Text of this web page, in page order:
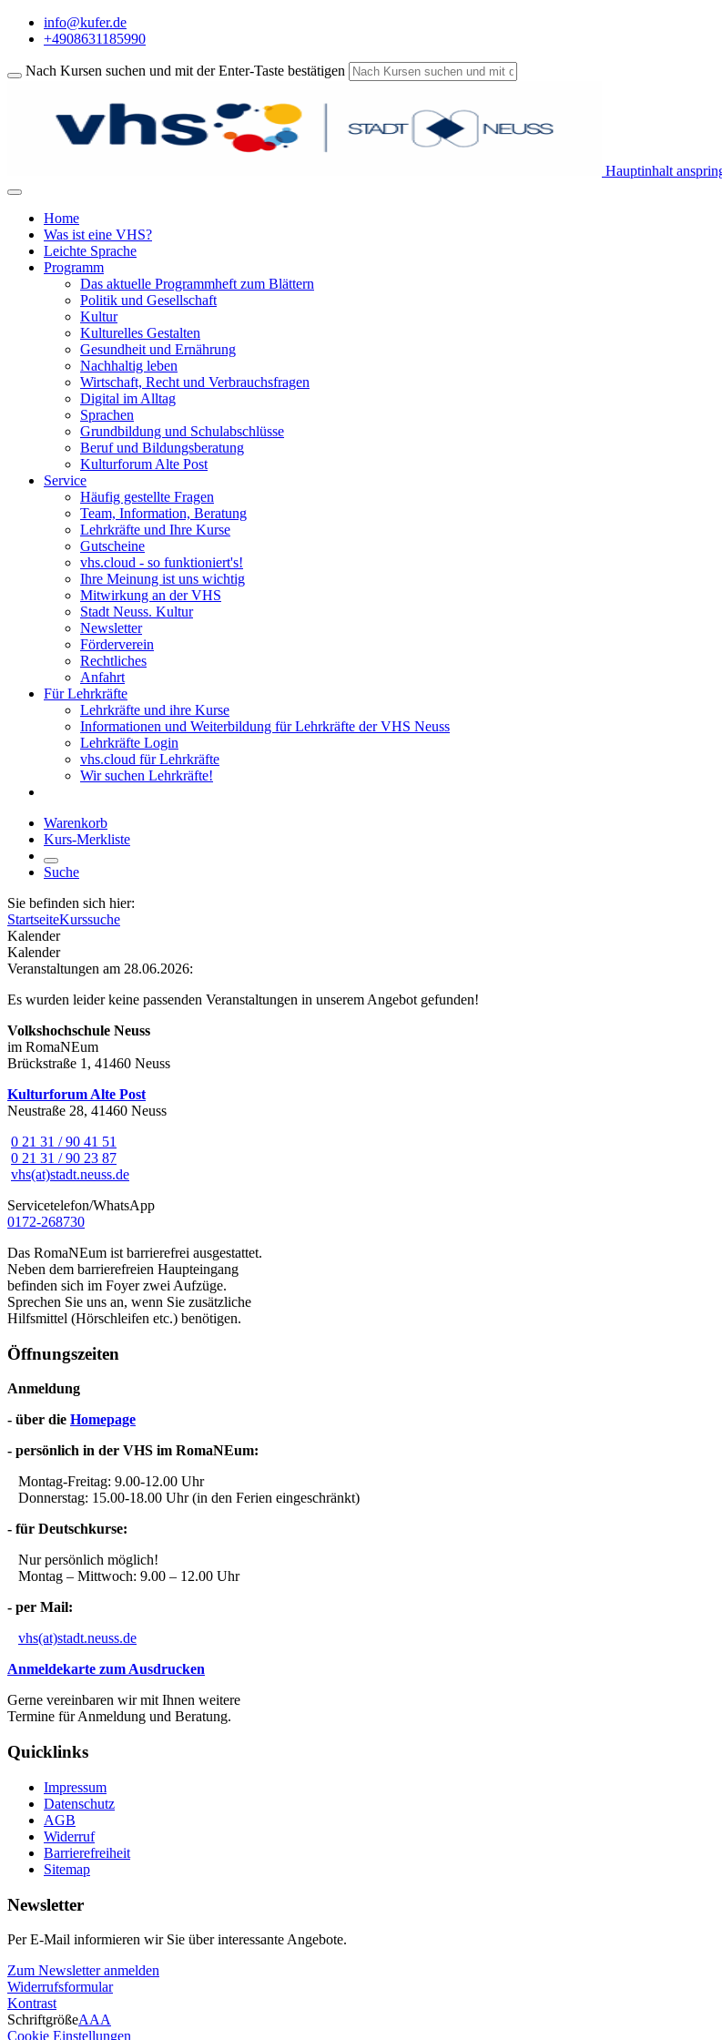
info@kufer.de
+4908631185990
Nach Kursen suchen und mit der Enter-Taste bestätigen
Hauptinhalt
Home
Was ist eine VHS?
Leichte Sprache
Programm
Das aktuelle Programmheft zum Blättern
Politik und Gesellschaft
Kultur
Kulturelles Gestalten
Gesundheit und Ernährung
Nachhaltig leben
Wirtschaft, Recht und Verbrauchsfragen
Digital im Alltag
Sprachen
Grundbildung und Schulabschlüsse
Beruf und Bildungsberatung
Kulturforum Alte Post
Service
Häufig gestellte Fragen
Team, Information, Beratung
Lehrkräfte und Ihre Kurse
Gutscheine
vhs.cloud - so funktioniert's!
Ihre Meinung ist uns wichtig
Mitwirkung an der VHS
Stadt Neuss. Kultur
Newsletter
Förderverein
Rechtliches
Anfahrt
Für Lehrkräfte
Lehrkräfte und ihre Kurse
Informationen und Weiterbildung für Lehrkräfte der VHS Neuss
Lehrkräfte Login
vhs.cloud für Lehrkräfte
Wir suchen Lehrkräfte!
Warenkorb
Kurs-Merkliste
Suche
Sie befinden sich hier:
StartseiteKurssuche
Kalender
Kalender
Veranstaltungen am 28.06.2026:
Es wurden leider keine passenden Veranstaltungen in unserem Angebot gefunden!
Volkshochschule Neuss
im RomaNEum
Brückstraße 1, 41460 Neuss
Kulturforum Alte Post
Neustraße 28, 41460 Neuss
0 21 31 / 90 41 51
0 21 31 / 90 23 87
vhs(at)stadt.neuss.de
Servicetelefon/WhatsApp
0172-268730
Das RomaNEum ist barrierefrei ausgestattet.
Neben dem barrierefreien Haupteingang
befinden sich im Foyer zwei Aufzüge.
Sprechen Sie uns an, wenn Sie zusätzliche
Hilfsmittel (Hörschleifen etc.) benötigen.
Öffnungszeiten
Anmeldung
- über die Homepage
- persönlich in der VHS im RomaNEum:
Montag-Freitag: 9.00-12.00 Uhr
Donnerstag: 15.00-18.00 Uhr (in den Ferien eingeschränkt)
- für Deutschkurse:
Nur persönlich möglich!
Montag – Mittwoch: 9.00 – 12.00 Uhr
- per Mail:
vhs(at)stadt.neuss.de
Anmeldekarte zum Ausdrucken
Gerne vereinbaren wir mit Ihnen weitere
Termine für Anmeldung und Beratung.
Quicklinks
Impressum
Datenschutz
AGB
Widerruf
Barrierefreiheit
Sitemap
Newsletter
Per E-Mail informieren wir Sie über interessante Angebote.
Zum Newsletter anmelden
Widerrufsformular
Kontrast
SchriftgrößeAAA
Cookie Einstellungen